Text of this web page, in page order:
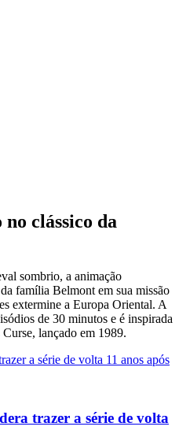
clássico da
sombrio, a animação
família Belmont em sua missão
extermine a Europa Oriental. A
de 30 minutos e é inspirada
lançado em 1989.
trazer a série de volta